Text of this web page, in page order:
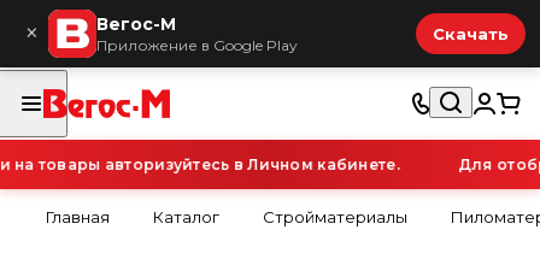
× Вегос-М
Приложение в Google Play
Скачать
товары авторизуйтесь в Личном кабинете. Для
Главная Каталог Стройматериалы